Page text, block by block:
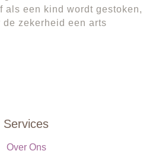
als een kind wordt gestoken,
de zekerheid een arts
Services
Over Ons